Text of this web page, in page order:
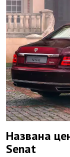
Названа
Senat